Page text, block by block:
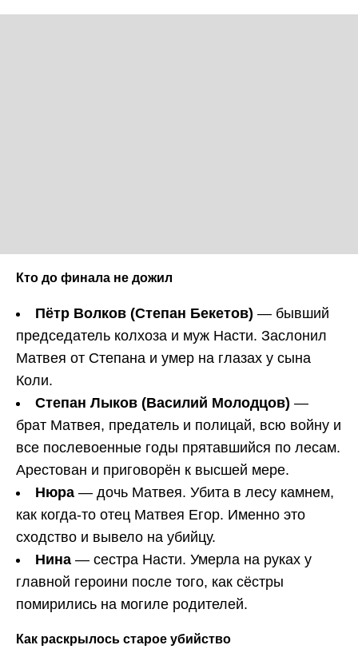
Кто до финала не дожил
Пётр Волков (Степан Бекетов) — бывший
председатель колхоза и муж Насти. Заслонил
Матвея от Степана и умер на глазах у сына
Коли.
Степан Лыков (Василий Молодцов) —
брат Матвея, предатель и полицай, всю войну и
все послевоенные годы прятавшийся по лесам.
Арестован и приговорён к высшей мере.
Нюра — дочь Матвея. Убита в лесу камнем,
как когда-то отец Матвея Егор. Именно это
сходство и вывело на убийцу.
Нина — сестра Насти. Умерла на руках у
главной героини после того, как сёстры
помирились на могиле родителей.
Как раскрылось старое убийство